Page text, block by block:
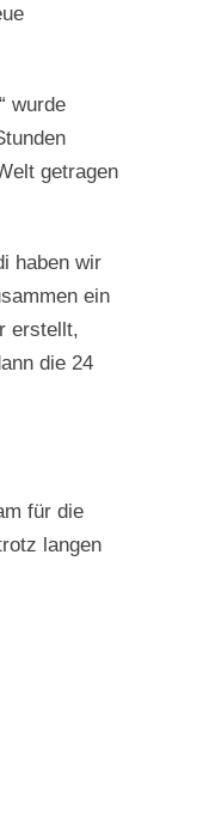
wurde
getragen
haben wir
ein
erstellt,
die 24
für die
langen